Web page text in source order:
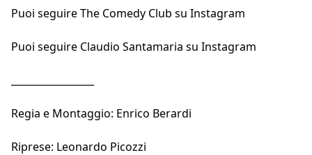
Puoi seguireThe Comedy Club su Instagram
Puoi seguire Claudio Santamaria su Instagram
Regia e Montaggio: Enrico Berardi
Riprese: Leonardo Picozzi